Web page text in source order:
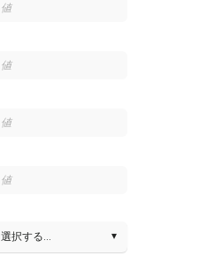
選択する... ▾